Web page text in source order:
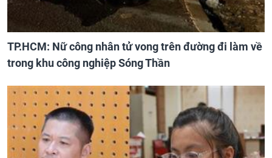
TP.HCM: Nữ công nhân tử vong trên đường đi làm về
trong khu công nghiệp Sóng Thần